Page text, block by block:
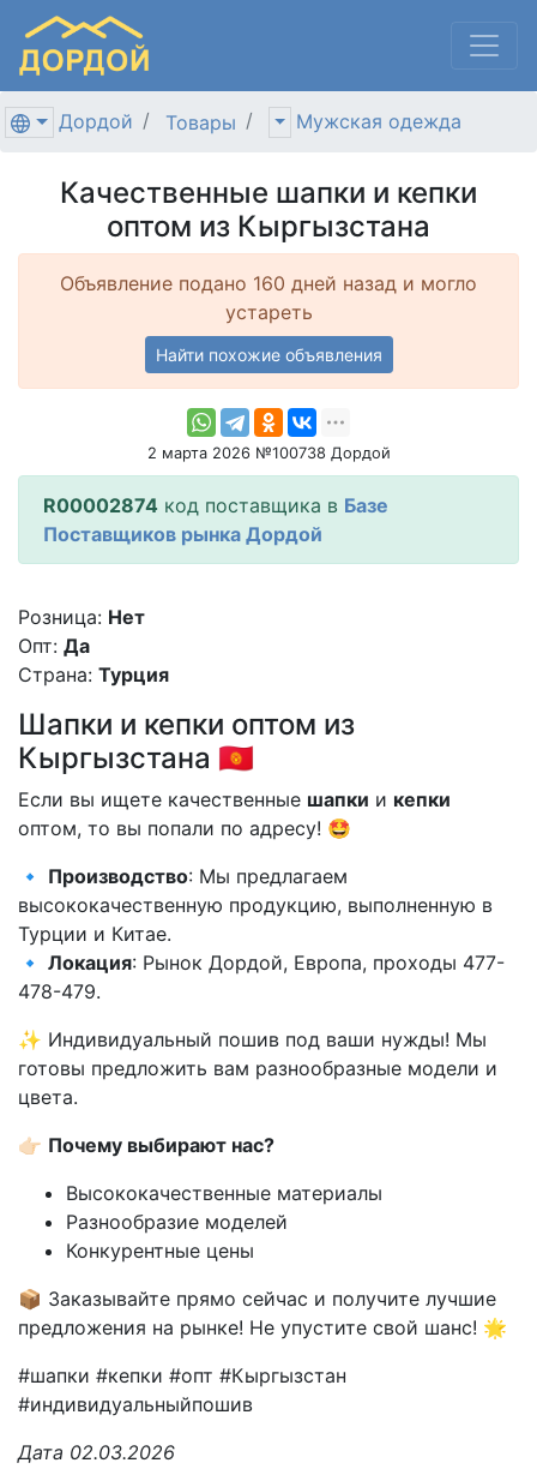
Дордой Товары Мужская одежда
Качественные шапки и кепки
оптом из Кыргызстана
Объявление подано 160 дней назад и могло
устареть
Найти похожие объявления
2 марта 2026 №100738 Дордой
R00002874 код поставщика в Базе
Поставщиков рынка Дордой
Розница: Нет
Опт: Да
Страна: Турция
Шапки и кепки оптом из
Кыргызстана 🇰🇬
Если вы ищете качественные шапки и кепки
оптом, то вы попали по адресу! 🤩
🔹 Производство: Мы предлагаем
высококачественную продукцию, выполненную в
Турции и Китае.
🔹 Локация: Рынок Дордой, Европа, проходы 477-
478-479.
✨ Индивидуальный пошив под ваши нужды! Мы
готовы предложить вам разнообразные модели и
цвета.
👉🏻 Почему выбирают нас?
Высококачественные материалы
Разнообразие моделей
Конкурентные цены
📦 Заказывайте прямо сейчас и получите лучшие
предложения на рынке! Не упустите свой шанс! 🌟
#шапки #кепки #опт #Кыргызстан
#индивидуальныйпошив
Дата 02.03.2026